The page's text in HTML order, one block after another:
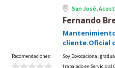
Recomendaciones:
San José,
Fernando
cliente.Oficial
Soy Exvocacional
trabajado en Servicio al